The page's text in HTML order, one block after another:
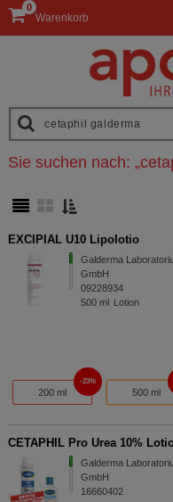
Warenkorb
0
Sie suchen nach: „
EXCIPIAL U10 Lipolotio
Galderma
GmbH
09228934
500 ml Lotion
200 ml
23%
500 ml
CETAPHIL Pro Urea 10%
Galderma
GmbH
16660402